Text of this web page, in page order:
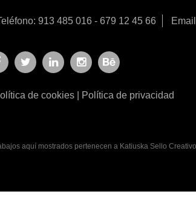
913 485 016 - 679 12 45 66
de cookies Política de privacidad
aquí mostrados pertenecen a Katiuska Sello